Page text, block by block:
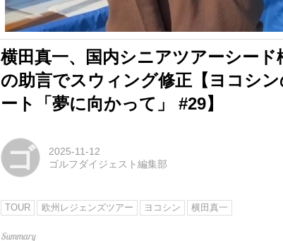
横田真一、国内シニアツアーシード
の助言でスウィング修正【ヨコシ
ート「夢に向かって」 #29】
ゴ
2025-11-12
ゴルフダイジェスト編集部
TOUR 欧州レジェンズツアー ヨコシン 横田真一